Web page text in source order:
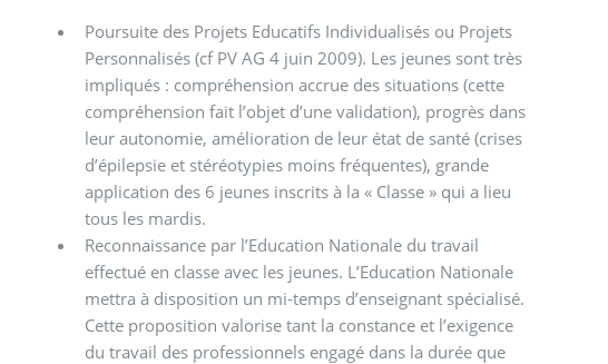
Poursuite des Projets Educatifs Individualisés ou Projets
Personnalisés (cf PV AG 4 juin 2009). Les jeunes sont très
impliqués : compréhension accrue des situations (cette
compréhension fait l’objet d’une validation), progrès dans
leur autonomie, amélioration de leur état de santé (crises
d’épilepsie et stéréotypies moins fréquentes), grande
application des 6 jeunes inscrits à la « Classe » qui a lieu
tous les mardis.
Reconnaissance par l’Education Nationale du travail
effectué en classe avec les jeunes. L’Education Nationale
mettra à disposition un mi-temps d’enseignant spécialisé.
Cette proposition valorise tant la constance et l’exigence
du travail des professionnels engagé dans la durée que